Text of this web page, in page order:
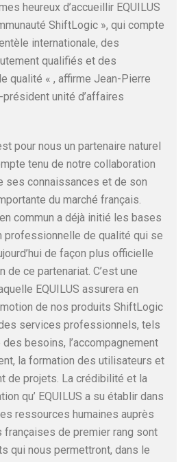
heureux d’accueillir EQUILUS
ShiftLogic », qui compte
internationale, des
qualifiés et des
qualité « , affirme Jean-Pierre
président unité d’affaires
pour nous un partenaire naturel
tenu de notre collaboration
ses connaissances et de son
du marché français.
commun a déjà initié les bases
professionnelle de qualité qui se
de façon plus officielle
de ce partenariat. C’est une
EQUILUS assurera en
de nos produits ShiftLogic
services professionnels, tels
des besoins, l’accompagnement
la formation des utilisateurs et
de projets. La crédibilité et la
qu’ EQUILUS a su établir dans
ressources humaines auprès
françaises de premier rang sont
qui nous permettront, dans le